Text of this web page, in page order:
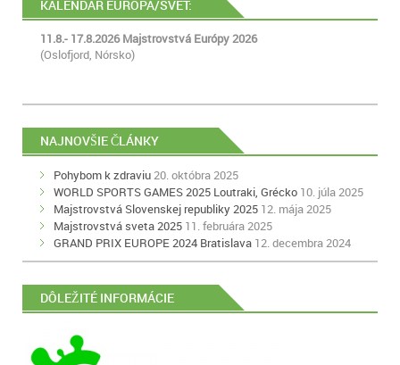
KALENDÁR EUROPA/SVET:
11.8.- 17.8.2026 Majstrovstvá Európy 2026
(Oslofjord, Nórsko)
NAJNOVŠIE ČLÁNKY
Pohybom k zdraviu20. októbra 2025
WORLD SPORTS GAMES 2025 Loutraki, Grécko 10. júla 2025
Majstrovstvá Slovenskej republiky 2025 12. mája 2025
Majstrovstvá sveta 2025 11. februára 2025
GRAND PRIX EUROPE 2024 Bratislava 12. decembra 2024
DÔLEŽITÉ INFORMÁCIE